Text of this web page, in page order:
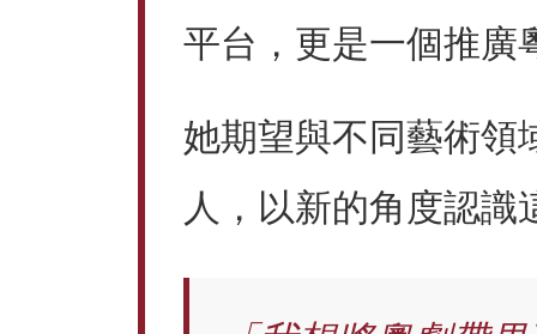
平台，更是一個推廣
她期望與不同藝術領
人，以新的角度認識